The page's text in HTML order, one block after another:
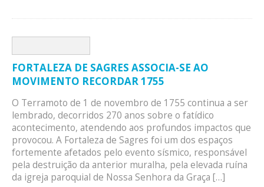
FORTALEZA DE SAGRES ASSOCIA-SE AO
MOVIMENTO RECORDAR 1755
O Terramoto de 1 de novembro de 1755 continua a ser
lembrado, decorridos 270 anos sobre o fatídico
acontecimento, atendendo aos profundos impactos que
provocou. A Fortaleza de Sagres foi um dos espaços
fortemente afetados pelo evento sísmico, responsável
pela destruição da anterior muralha, pela elevada ruína
da igreja paroquial de Nossa Senhora da Graça […]